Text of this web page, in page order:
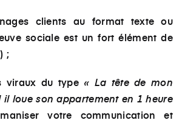
clients au format texte ou
sociale est un fort élément de
;
viraux du type « La tête de mon
loue son appartement en 1 heure
votre communication et